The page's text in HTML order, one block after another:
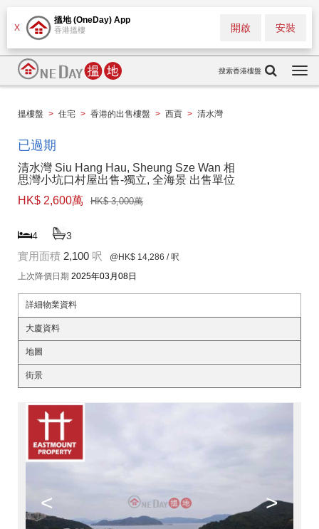
X
搵地 (OneDay) App
香港搵樓 安裝
開啟
搜索香港樓盤
搵樓盤 > 住宅 > 香港的出售樓盤 > 西貢 > 清水灣
已過期
清水灣 Siu Hang Hau, Sheung Sze Wan 相
思灣小坑口村屋出售-獨立, 全海景 出售單位
HK$ 2,600萬
HK$ 3,000萬
4 3
實用面積 2,100 呎 @HK$ 14,286 / 呎
上次降價日期 2025年03月08日
詳細物業資料
大廈資料
地圖
街景
< >